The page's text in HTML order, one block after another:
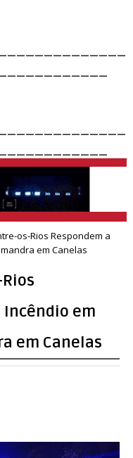
os-Rios Respondem a
em Canelas
Incêndio em
em Canelas